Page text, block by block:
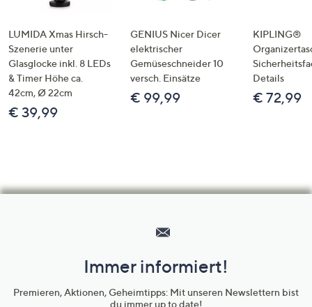
LUMIDA Xmas Hirsch-
Szenerie unter
Glasglocke inkl. 8 LEDs
& Timer Höhe ca.
42cm, Ø 22cm
€ 39,99
GENIUS Nicer Dicer
elektrischer
Gemüseschneider 10
versch. Einsätze
€ 99,99
KIPLING®
Details
€ 72,99
Unternehmensinformationen
Immer informiert!
Premieren, Aktionen, Geheimtipps: Mit unseren Newslettern bist
du immer up to date!